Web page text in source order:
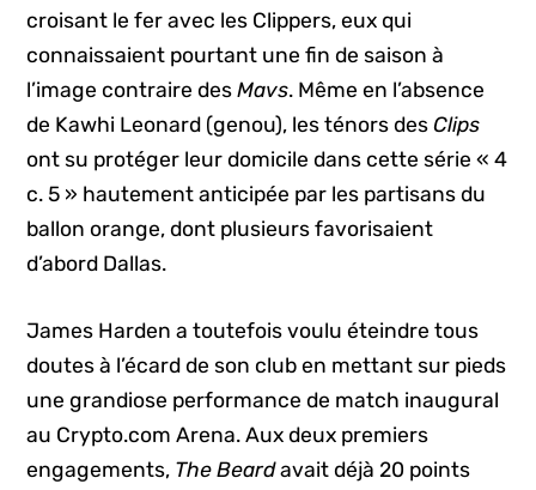
croisant le fer avec les Clippers, eux qui
connaissaient pourtant une fin de saison à
l’image contraire desMavs. Même en l’absence
de Kawhi Leonard (genou), les ténors desClips
ont su protéger leur domicile dans cette série « 4
c. 5 » hautement anticipée par les partisans du
ballon orange, dont plusieurs favorisaient
d’abord Dallas.
James Harden a toutefois voulu éteindre tous
doutes à l’écard de son club en mettant sur pieds
une grandiose performance de match inaugural
au Crypto.com Arena. Aux deux premiers
engagements, The Beardavait déjà 20 points